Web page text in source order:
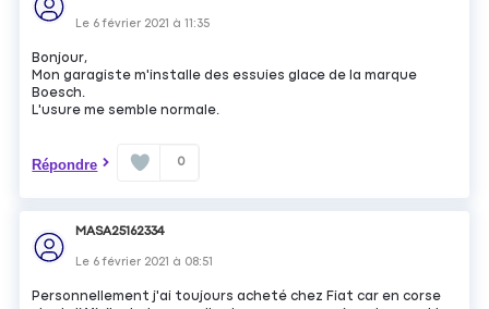
Le 6 février 2021 à11:35
Bonjour,
Mon garagiste m'installe des essuies glace de la marque
Boesch.
L'usure me semble normale.
Répondre 0
MASA25162334
Le 6 février 2021 à 08:51
Personnellement j'ai toujours acheté chez Fiat car en corse